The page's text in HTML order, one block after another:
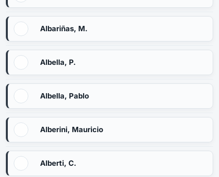
Albariñas, M.
Albella, P.
Albella, Pablo
Alberini, Mauricio
Alberti, C.